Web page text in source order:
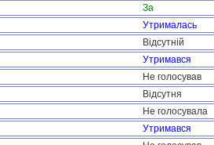
За
Утрималась
Відсутній
Утримався
Не голосував
Відсутня
Не голосувала
Утримався